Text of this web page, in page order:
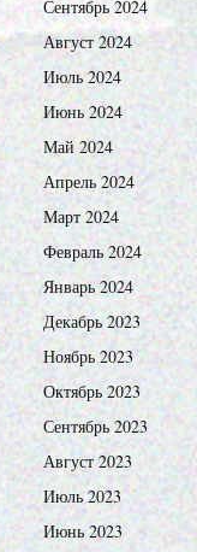
Сентябрь 2024
Август 2024
Июль 2024
Июнь 2024
Май 2024
Апрель 2024
Март 2024
Февраль 2024
Январь 2024
Декабрь 2023
Ноябрь 2023
Октябрь 2023
Сентябрь 2023
Август 2023
Июль 2023
Июнь 2023